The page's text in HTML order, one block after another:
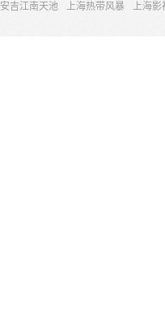
安吉江南天池 上海热带风暴 上海影